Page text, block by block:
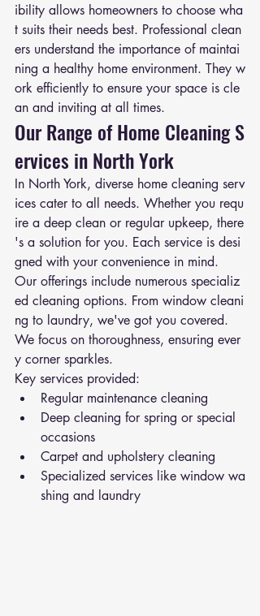
ibility allows homeowners to choose wha
t suits their needs best. Professional clean
ers understand the importance of maintai
ning a healthy home environment. They w
ork efficiently to ensure your space is cle
an and inviting at all times.
Our Range of Home Cleaning S
ervices in North York
In North York, diverse home cleaning serv
ices cater to all needs. Whether you requ
ire a deep clean or regular upkeep, there
's a solution for you. Each service is desi
gned with your convenience in mind.
Our offerings include numerous specializ
ed cleaning options. From window cleani
ng to laundry, we've got you covered.
We focus on thoroughness, ensuring ever
y corner sparkles.
Key services provided:
Regular maintenance cleaning
Deep cleaning for spring or special
occasions
Carpet and upholstery cleaning
Specialized services like window wa
shing and laundry